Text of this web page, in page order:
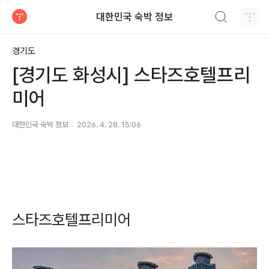
대한민국 숙박 정보
경기도
[경기도 화성시] 스타즈호텔프리
미어
대한민국 숙박 정보 2026. 4. 28. 15:06
스타즈호텔프리미어